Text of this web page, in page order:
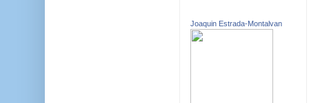
Joaquin Estrada-Montalvan